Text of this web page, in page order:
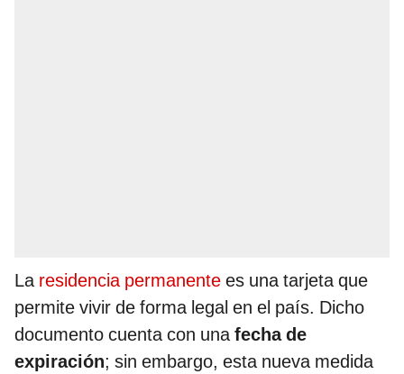
La residencia permanente es una tarjeta que
permite vivir de forma legal en el país. Dicho
documento cuenta con unafecha de
expiración; sin embargo, esta nueva medida